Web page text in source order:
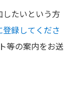
たいという方
録してくださ
等の案内をお送